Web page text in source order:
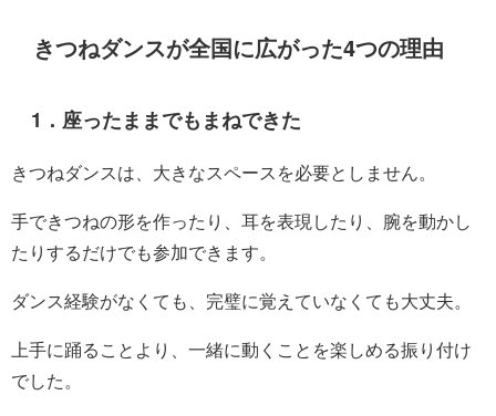
きつねダンスが全国に広がった4つの理由
1．座ったままでもまねできた
きつねダンスは、大きなスペースを必要としません。
手できつねの形を作ったり、耳を表現したり、腕を動かし
たりするだけでも参加できます。
ダンス経験がなくても、完璧に覚えていなくても大丈夫。
上手に踊ることより、一緒に動くことを楽しめる振り付け
でした。